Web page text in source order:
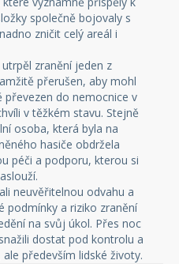
společně bojovaly s
zničit celý areál i
zranění jeden z
přerušen, aby mohl
převezen do nemocnice v
v těžkém stavu. Stejně
osoba, která byla na
hasiče obdržela
péči a podporu, kterou si
neuvěřitelnou odvahu a
podmínky a riziko zranění
na svůj úkol. Přes noc
dostat pod kontrolu a
především lidské životy.